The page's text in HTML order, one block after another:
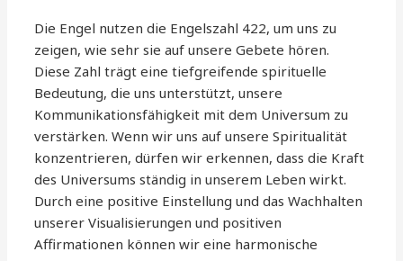
Die Engel nutzen die Engelszahl 422, um uns zu
zeigen, wie sehr sie auf unsere Gebete hören.
Diese Zahl trägt eine tiefgreifende spirituelle
Bedeutung, die uns unterstützt, unsere
Kommunikationsfähigkeit mit dem Universum zu
verstärken. Wenn wir uns auf unsere Spiritualität
konzentrieren, dürfen wir erkennen, dass die Kraft
des Universums ständig in unserem Leben wirkt.
Durch eine positive Einstellung und das Wachhalten
unserer Visualisierungen und positiven
Affirmationen können wir eine harmonische